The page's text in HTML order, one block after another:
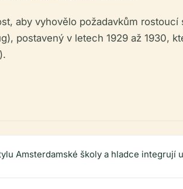
aby vyhovělo požadavkům
postavený v letech 1929 až 1930,
Amsterdamské školy a hladce integrují